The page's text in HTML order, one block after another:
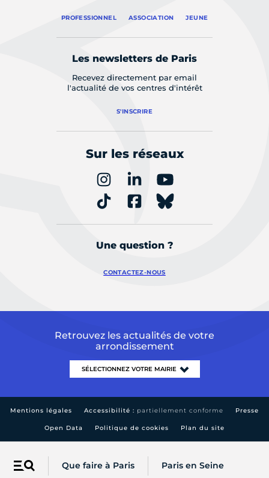
Menu Que faire à Paris Paris en Seine
PROFESSIONNEL ASSOCIATION JEUNE
Les newsletters de Paris
Recevez directement par email
l'actualité de vos centres d'intérêt
S'INSCRIRE
Sur les réseaux
Une question ?
CONTACTEZ-NOUS
Retrouvez les actualités de votre
arrondissement
Mentions légales Accessibilité : partiellement conforme Presse
Open Data Politique de cookies Plan du site